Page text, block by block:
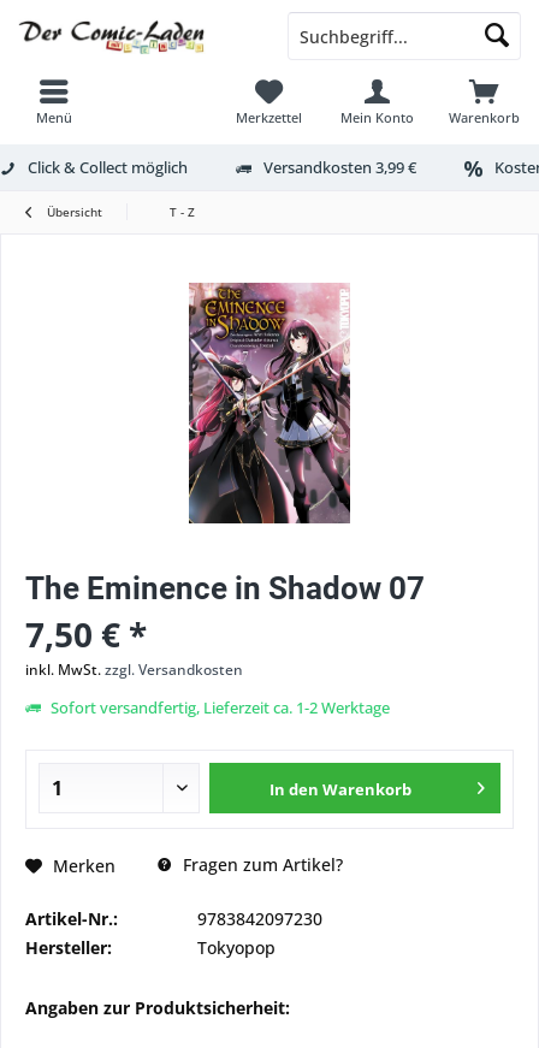
Menü Warenkorb
Merkzettel Mein Konto
Click & Collect möglich Versandkosten 3,99 €
Übersicht T - Z
The Eminence in Shadow 07
7,50 € *
inkl. MwSt.zzgl. Versandkosten
Sofort versandfertig, Lieferzeit ca. 1-2 Werktage
In den Warenkorb
Merken Fragen zum Artikel?
Artikel-Nr.:
9783842097230
Hersteller:
Tokyopop
Angaben zur Produktsicherheit: